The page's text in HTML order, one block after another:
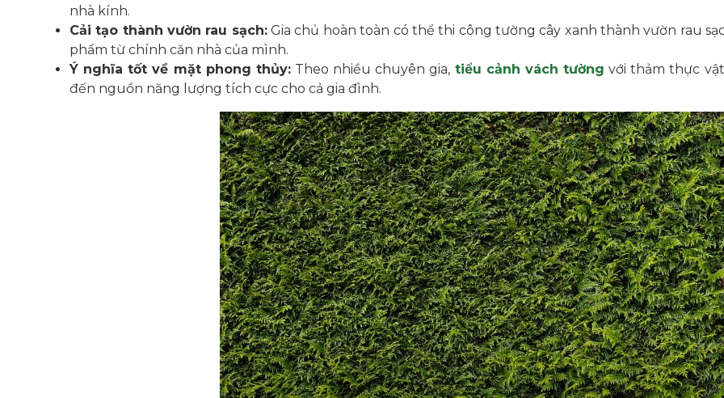
nhà kính.
Cải tạo thành vườn rau sạch:Gia chủ hoàn toàn có thể thi công tường cây xanh thành vườn rau
phẩm từ chính căn nhà của mình.
Ý nghĩa tốt về mặt phong thủy:Theo nhiều chuyên gia, tiểu cảnh vách tường với thảm thực
đến nguồn năng lượng tích cực cho cả gia đình.